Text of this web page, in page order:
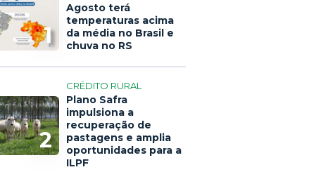
1
Agosto terá
temperaturas acima
da média no Brasil e
chuva no RS
2
CRÉDITO RURAL
Plano Safra
impulsiona a
recuperação de
pastagens e amplia
oportunidades para a
ILPF